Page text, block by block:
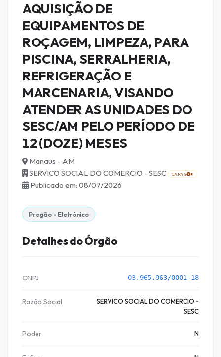
AQUISIÇÃO DE
EQUIPAMENTOS DE
ROÇAGEM, LIMPEZA, PARA
PISCINA, SERRALHERIA,
REFRIGERAÇÃO E
MARCENARIA, VISANDO
ATENDER AS UNIDADES DO
SESC/AM PELO PERÍODO DE
12 (DOZE) MESES
Manaus - AM
SERVICO SOCIAL DO COMERCIO - SESC
CAPAGB+
Publicado em: 08/07/2026
Pregão - Eletrônico
Detalhes do Órgão
CNPJ 03.965.963/0001-18
Razão Social
SERVICO SOCIAL DO COMERCIO -
SESC
Poder N